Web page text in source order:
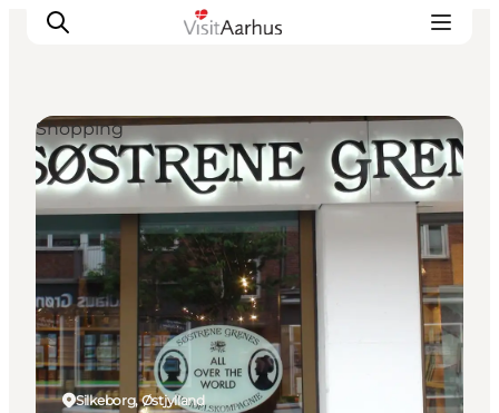
Oplevelser
Kalender
Byer og steder
Planlæg ferien
Transport
Silkeborg, Østjylland
Shopping